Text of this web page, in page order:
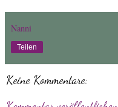
Nanni
Teilen
Keine Kommentare: